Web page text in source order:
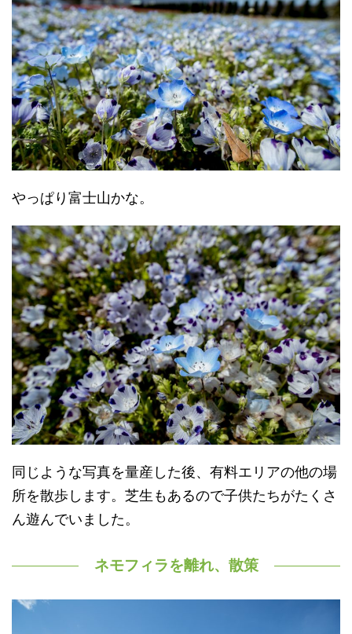
やっぱり富士山かな。
同じような写真を量産した後、有料エリアの他の場
所を散歩します。芝生もあるので子供たちがたくさ
ん遊んでいました。
ネモフィラを離れ、散策